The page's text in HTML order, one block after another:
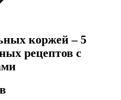
коржей – 5
рецептов с